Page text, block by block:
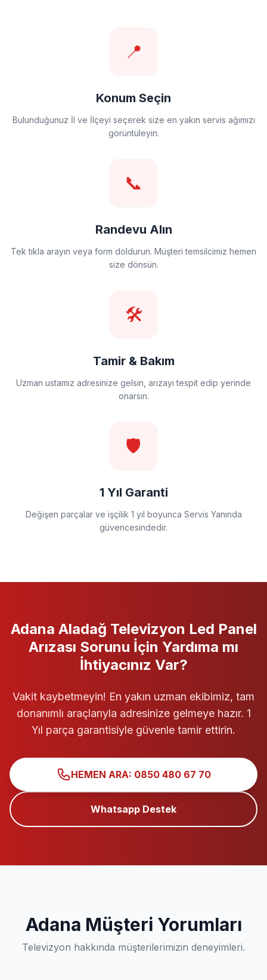
📍
Konum Seçin
Bulunduğunuz İl ve İlçeyi seçerek size en yakın servis ağımızı
görüntüleyin.
📞
Randevu Alın
Tek tıkla arayın veya form doldurun. Müşteri temsilcimiz hemen
size dönsün.
🛠️
Tamir & Bakım
Uzman ustamız adresinize gelsin, arızayı tespit edip yerinde
onarsın.
🛡️
1 Yıl Garanti
Değişen parçalar ve işçilik 1 yıl boyunca Servis Yanında
güvencesindedir.
Adana Aladağ Televizyon Led Panel
Arızası Sorunu İçin Yardıma mı
İhtiyacınız Var?
Vakit kaybetmeyin! En yakın uzman ekibimiz, tam
donanımlı araçlarıyla adresinize gelmeye hazır. 1
Yıl parça garantisiyle güvenle tamir ettirin.
HEMEN ARA: 0850 480 67 70
Whatsapp Destek
Adana Müşteri Yorumları
Televizyon hakkında müşterilerimizin deneyimleri.